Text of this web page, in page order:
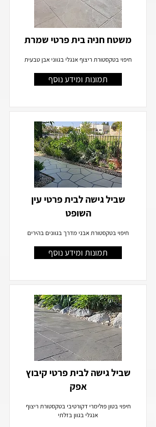
משטח חניה בית פרטי שמרת
חיפוי בטקסטורת ריצוף אנגלי בגווני אבן טבעית
תמונות ומידע נוסף
שביל גישה לבית פרטי עין
השופט
חיפוי בטקסטורת אבני מדרך בגוונים בהירים
תמונות ומידע נוסף
שביל גישה לבית פרטי קיבוץ
אפק
חיפוי בטון פולימרי דקורטיבי בטקסטורת ריצוף
אנגלי בגוון בזלתי